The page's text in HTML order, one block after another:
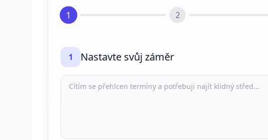
1 2
1 Nastavte svůj záměr